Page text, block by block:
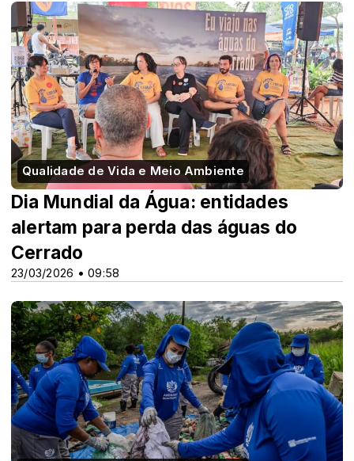
Qualidade de Vida e Meio Ambiente
23/03/2026 • 09:58
Dia Mundial da Água: entidades
alertam para perda das águas do
Cerrado